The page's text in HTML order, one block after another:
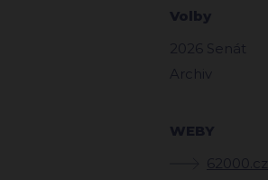
Volby
2026 Senát
Archiv
WEBY
62000.cz